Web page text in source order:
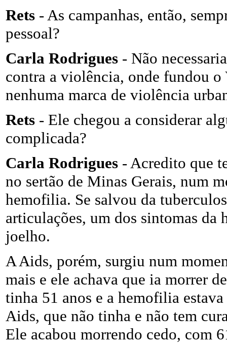
Rets - As campanhas, então,
pessoal?
Carla Rodrigues - Não
contra a violência, onde fundou
nenhuma marca de violência
Rets - Ele chegou a considerar
complicada?
Carla Rodrigues - Acredito que
no sertão de Minas Gerais, num
hemofilia. Se salvou da
articulações, um dos sintomas
joelho.
A Aids, porém, surgiu num
mais e ele achava que ia morrer
tinha 51 anos e a hemofilia
Aids, que não tinha e não tem
Ele acabou morrendo cedo, com